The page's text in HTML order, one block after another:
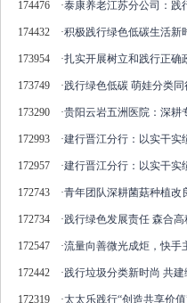
174476 ·泰康养老江苏分公司：践
174432 ·积极践行绿色低碳生活新
173954 ·扎实开展树立和践行正确
173749 ·践行绿色低碳 萌娃分类
173290 ·贵阳云岩五洲医院：深耕
172993 ·建行晋江分行：以实干实
172957 ·建行晋江分行：以实干实
172743 ·青年团队深耕菌菇种植改
172734 ·践行绿色发展责任 森合
172547 ·流量向善微光成炬，快手
172442 ·践行垃圾分类新时尚 共建
172319 ·太太乐践行“创造共享价